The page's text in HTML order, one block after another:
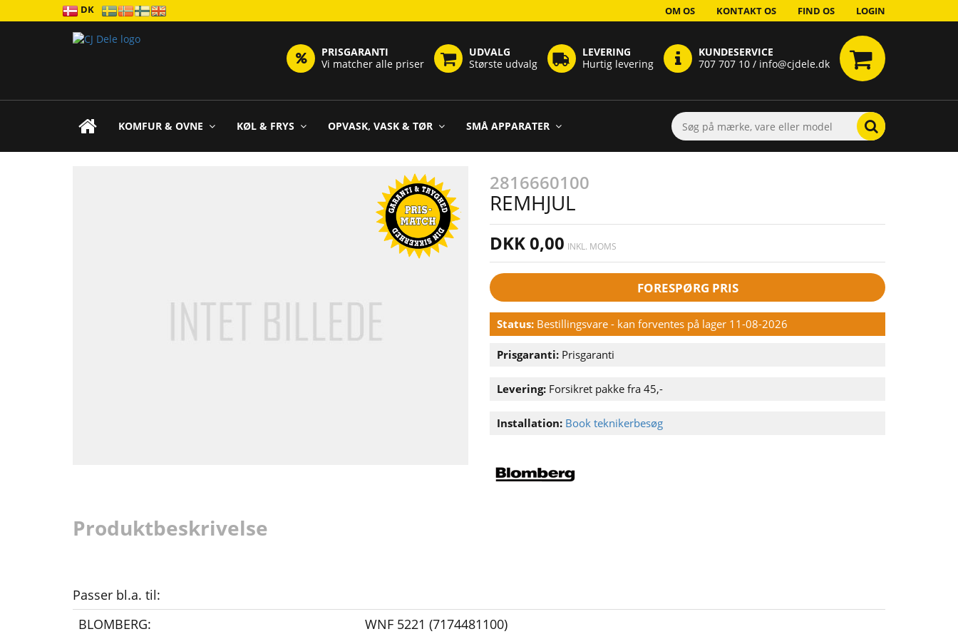
DK OM OS KONTAKT OS FIND OS LOGIN
PRISGARANTI
Vi matcher alle priser
UDVALG
Største udvalg
LEVERING
Hurtig levering
KUNDESERVICE
707 707 10 / info@cjdele.dk
KOMFUR & OVNE KØL & FRYS OPVASK, VASK & TØR SMÅ APPARATER
2816660100
REMHJUL
DKK 0,00 INKL. MOMS
FORESPØRG PRIS
Status: Bestillingsvare - kan forventes på lager 11-08-2026
Prisgaranti: Prisgaranti
Levering: Forsikret pakke fra 45,-
Installation: Book teknikerbesøg
Produktbeskrivelse
Passer bl.a. til:
BLOMBERG:
WNF 5221 (7174481100)